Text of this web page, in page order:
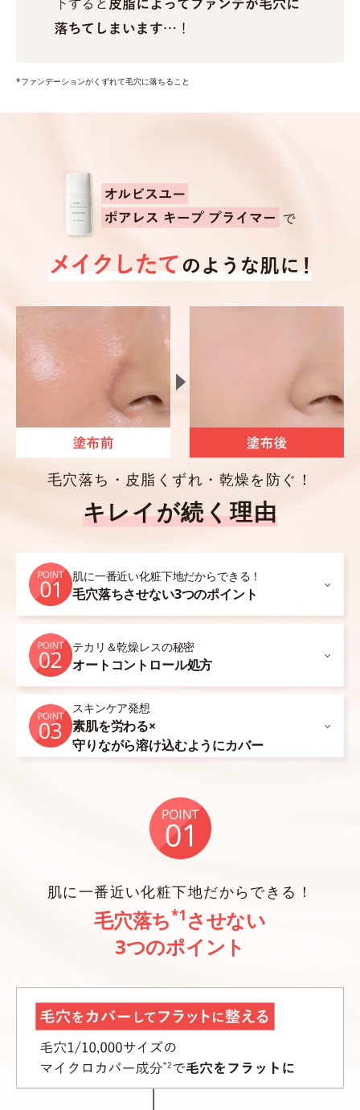
*ファンデーションがくずれて毛穴に落ちること
毛穴落ち・皮脂くずれ・乾燥を防ぐ！
キレイが続く理由
肌に一番近い化粧下地だからできる！
毛穴落ちさせない3つのポイント
テカリ＆乾燥レスの秘密
オートコントロール処方
スキンケア発想
素肌を労わる×
守りながら溶け込むようにカバー
肌に一番近い化粧下地だからできる！
毛穴落ち*1 させない
3つのポイント